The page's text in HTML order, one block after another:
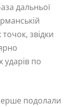
дальньої
звідки
ударів по
подолали